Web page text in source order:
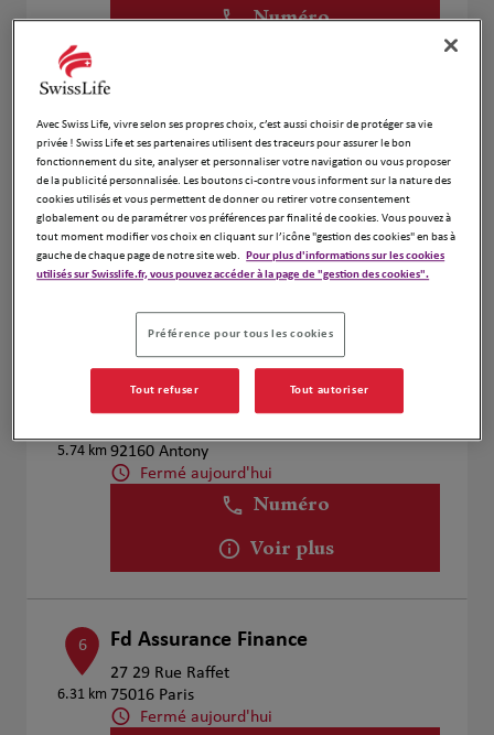
Numéro
4
5.36 km
Gregory Hudson
214 Rue De La Croix Nivert
75015 Paris
Fermé aujourd'hui
Numéro
5.74 km
Nicolas Ciornei
92160 Antony
Fermé aujourd'hui
Numéro
Voir plus
6
6.31 km
Fd Assurance Finance
27 29 Rue Raffet
75016 Paris
Fermé aujourd'hui
Avec Swiss Life, vivre selon ses propres choix, c’est aussi choisir de protéger sa vie
privée ! Swiss Life et ses partenaires utilisent des traceurs pour assurer le bon
fonctionnement du site, analyser et personnaliser votre navigation ou vous proposer
de la publicité personnalisée. Les boutons ci-contre vous informent sur la nature des
cookies utilisés et vous permettent de donner ou retirer votre consentement
globalement ou de paramétrer vos préférences par finalité de cookies. Vous pouvez à
tout moment modifier vos choix en cliquant sur l’icône "gestion des cookies" en bas à
gauche de chaque page de notre site web. Pour plus d'informations sur les cookies
utilisés sur Swisslife.fr, vous pouvez accéder à la page de "gestion des cookies".
Préférence pour tous les cookies
Tout refuser Tout autoriser